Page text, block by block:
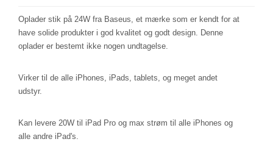
Oplader stik på 24W fra Baseus, et mærke som er kendt for at
have solide produkter i god kvalitet og godt design. Denne
oplader er bestemt ikke nogen undtagelse.
Virker til de alle iPhones, iPads, tablets, og meget andet
udstyr.
Kan levere 20W til iPad Pro og max strøm til alle iPhones og
alle andre iPad's.